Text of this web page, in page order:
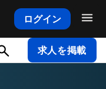
ログイン
求人を掲載